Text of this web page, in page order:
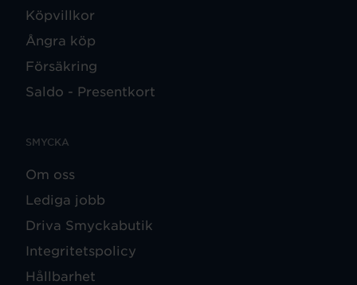
Köpvillkor
Ångra köp
Försäkring
Saldo - Presentkort
SMYCKA
Om oss
Lediga jobb
Driva Smyckabutik
Integritetspolicy
Hållbarhet